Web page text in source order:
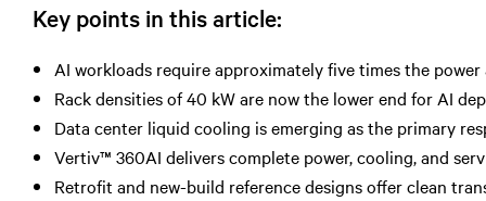
Key points in this article:
AI workloads require approximately five times the
Rack densities of 40 kW are now the lower end for AI
Data center liquid cooling is emerging as the primary
Vertiv™ 360AI delivers complete power, cooling, and
Retrofit and new-build reference designs offer clean